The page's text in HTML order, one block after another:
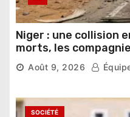
Niger : une collision
morts, les
Août 9, 2026
SOCIÉTÉ